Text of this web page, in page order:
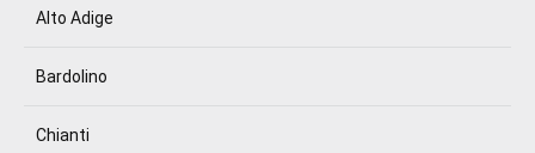
Alto Adige
Bardolino
Chianti